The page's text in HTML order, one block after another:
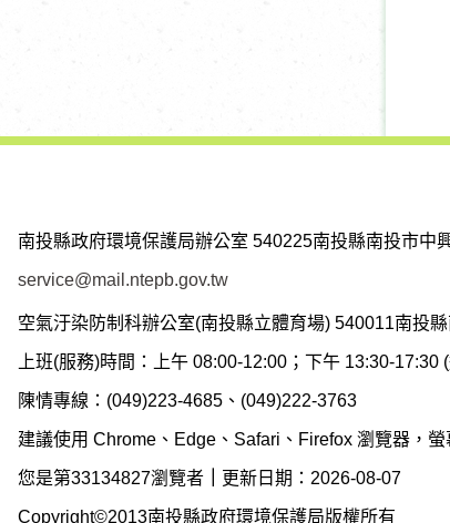
南投縣政府環境保護局辦公室 540225南投縣南投市中
service@mail.ntepb.gov.tw
空氣汙染防制科辦公室(南投縣立體育場) 540011南投
上班(服務)時間：上午 08:00-12:00；下午 13:30-17:30
陳情專線：(049)223-4685、(049)222-3763
建議使用 Chrome、Edge、Safari、Firefox 瀏覽器，
您是第33134827瀏覽者 更新日期：2026-08-07
Copyright©2013南投縣政府環境保護局版權所有